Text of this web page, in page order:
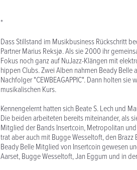
*
Dass Stillstand im Musikbusiness Rückschritt
Partner Marius Reksjø. Als sie 2000 ihr
Fokus noch ganz auf NuJazz-Klängen mit
hippen Clubs. Zwei Alben nahmen Beady
Nachfolger "CEWBEAGAPPIC". Dann holten
musikalischen Kurs.
Kennengelernt hatten sich Beate S. Lech und
Die beiden arbeiteten bereits miteinander, als
Mitglied der Bands Insertcoin, Metropolitan
trat aber auch mit Bugge Wesseltoft, den
Beady Belle Mitglied von Insertcoin gewesen
Aarset, Bugge Wesseltoft, Jan Eggum und in